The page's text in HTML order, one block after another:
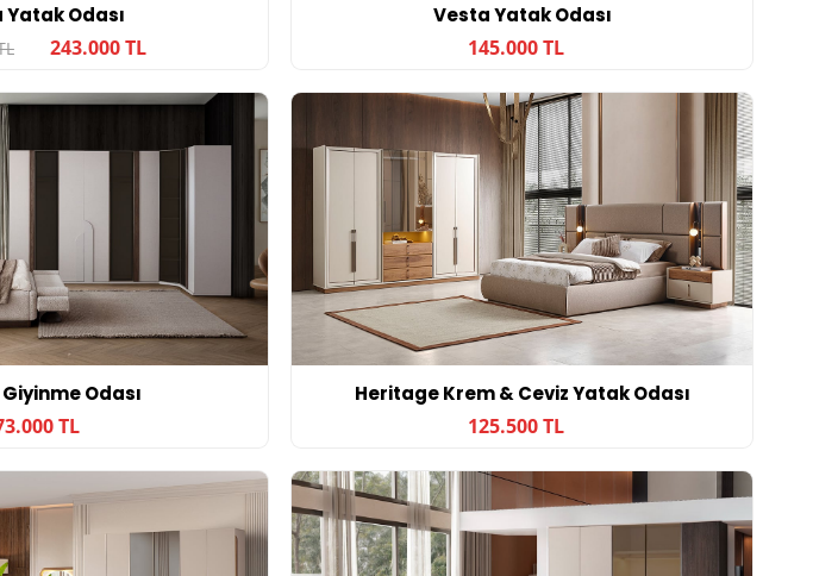
Yatak Odası
243.000 TL
Vesta Yatak Odası
145.000 TL
Odası
TL
Heritage Krem & Ceviz Yatak Odası
125.500 TL